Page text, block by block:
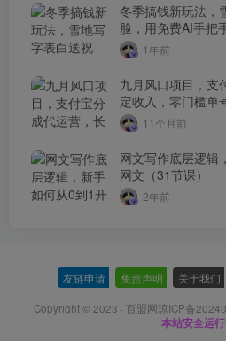
冬季搞钱新玩法，
脸，用免费AI手把
3.5w，接单到手软
1年前
九月风口项目，支
定收入，零门槛单
11个月前
网文写作底层逻辑
网文（31节课）
2年前
友链申请 免责声明 关于我们
Copyright © 2023 · 百盟网琼ICP备
本站安全运